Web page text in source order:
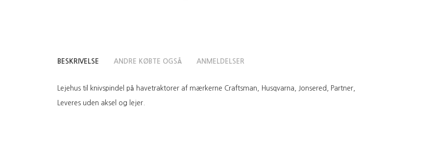
BESKRIVELSE ANDRE KØBTE OGSÅ ANMELDELSER
Lejehus til knivspindel på havetraktorer af mærkerne Craftsman, Husqvarna, Jonsered, Partner,
Leveres uden aksel og lejer.